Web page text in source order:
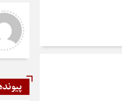
نخواهد داشت